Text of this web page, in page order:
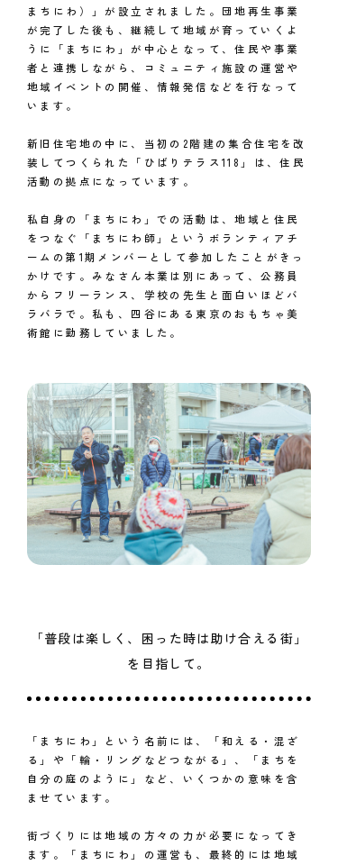
まちにわ）」が設立されました。団地再生事業
が完了した後も、継続して地域が育っていくよ
うに「まちにわ」が中心となって、住民や事業
者と連携しながら、コミュニティ施設の運営や
地域イベントの開催、情報発信などを行なって
います。
新旧住宅地の中に、当初の2階建の集合住宅を改
装してつくられた「ひばりテラス118」は、住民
活動の拠点になっています。
私自身の「まちにわ」での活動は、地域と住民
をつなぐ「まちにわ師」というボランティアチ
ームの第1期メンバーとして参加したことがきっ
かけです。みなさん本業は別にあって、公務員
からフリーランス、学校の先生と面白いほどバ
ラバラで。私も、四谷にある東京のおもちゃ美
術館に勤務していました。
「普段は楽しく、困った時は助け合える街」
を目指して。
「まちにわ」という名前には、「和える・混ざ
る」や「輪・リングなどつながる」、「まちを
自分の庭のように」など、いくつかの意味を含
ませています。
街づくりには地域の方々の力が必要になってき
ます。「まちにわ」の運営も、最終的には地域